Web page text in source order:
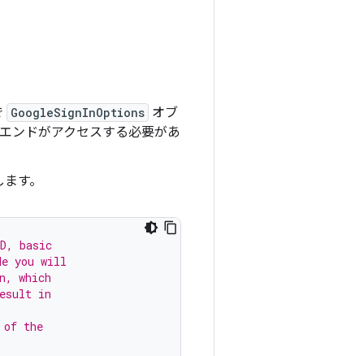
GoogleSignInOptions オブ
ンドがアクセスする必要があ
す。
basic
you will
which
in
of the